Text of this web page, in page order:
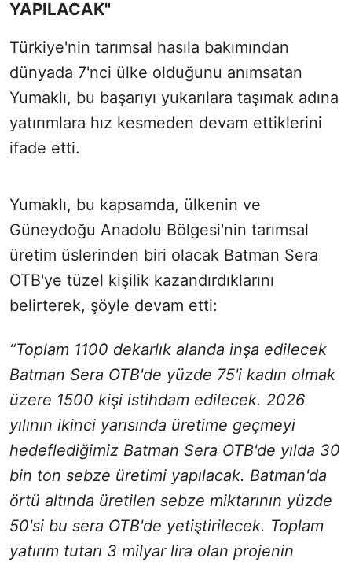
YAPILACAK"
Türkiye'nin tarımsal hasıla bakımından
dünyada 7'nci ülke olduğunu anımsatan
Yumaklı, bu başarıyı yukarılara taşımak adına
yatırımlara hız kesmeden devam ettiklerini
ifade etti.
Yumaklı, bu kapsamda, ülkenin ve
Güneydoğu Anadolu Bölgesi'nin tarımsal
üretim üslerinden biri olacak Batman Sera
OTB'ye tüzel kişilik kazandırdıklarını
belirterek, şöyle devam etti:
“Toplam 1100 dekarlık alanda inşa edilecek
Batman Sera OTB'de yüzde 75'i kadın olmak
üzere 1500 kişi istihdam edilecek. 2026
yılının ikinci yarısında üretime geçmeyi
hedeflediğimiz Batman Sera OTB'de yılda 30
bin ton sebze üretimi yapılacak. Batman'da
örtü altında üretilen sebze miktarının yüzde
50'si bu sera OTB'de yetiştirilecek. Toplam
yatırım tutarı 3 milyar lira olan projenin